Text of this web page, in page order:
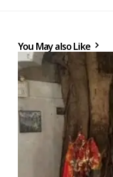
You May also Like